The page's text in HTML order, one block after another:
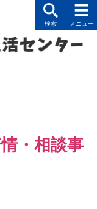
・相談事